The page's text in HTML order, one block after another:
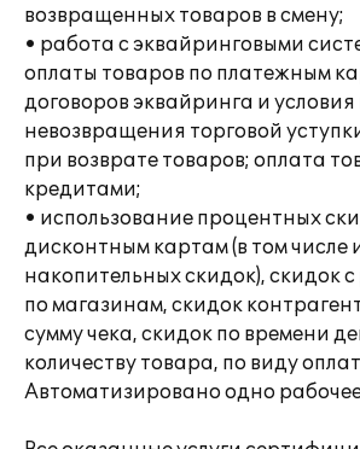
возвращенных товаров в смену;
• работа с эквайринговыми
оплаты товаров по платежным
договоров эквайринга и
невозвращения торговой
при возврате товаров; оплата
кредитами;
• использование процентных
дисконтным картам (в том числе
накопительных скидок), скидок
по магазинам, скидок
сумму чека, скидок по времени
количеству товара, по виду
Автоматизировано одно